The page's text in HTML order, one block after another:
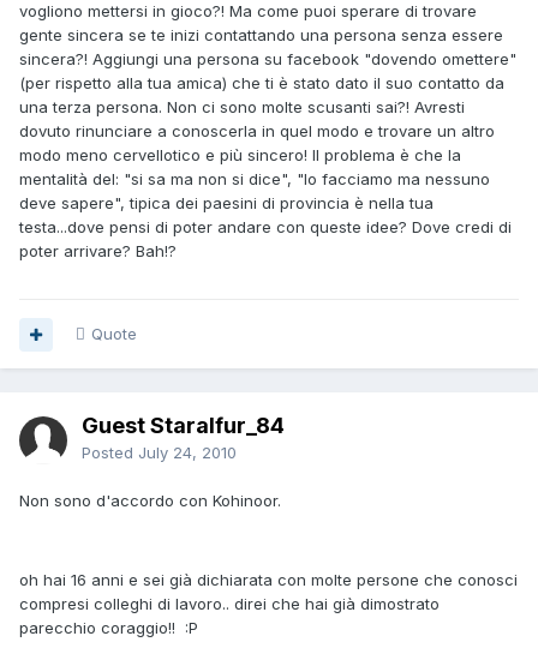
vogliono mettersi in gioco?! Ma come puoi sperare di trovare
gente sincera se te inizi contattando una persona senza essere
sincera?! Aggiungi una persona su facebook "dovendo omettere"
(per rispetto alla tua amica) che ti è stato dato il suo contatto da
una terza persona. Non ci sono molte scusanti sai?! Avresti
dovuto rinunciare a conoscerla in quel modo e trovare un altro
modo meno cervellotico e più sincero! Il problema è che la
mentalità del: "si sa ma non si dice", "lo facciamo ma nessuno
deve sapere", tipica dei paesini di provincia è nella tua
testa...dove pensi di poter andare con queste idee? Dove credi di
poter arrivare? Bah!?
Quote
Guest Staralfur_84
Posted July 24, 2010
Non sono d'accordo con Kohinoor.
oh hai 16 anni e sei già dichiarata con molte persone che conosci
compresi colleghi di lavoro.. direi che hai già dimostrato
parecchio coraggio!! :P